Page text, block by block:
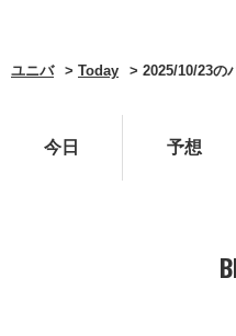
ユニバ Today 2025/10/23の
今日 予想